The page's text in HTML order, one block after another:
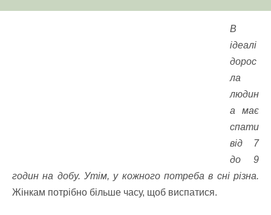
В
ідеалі
дорос
ла
людин
а має
спати
від 7
до 9
годин на добу. Утім, у кожного потреба в сні різна.
Жінкам потрібно більше часу, щоб виспатися.